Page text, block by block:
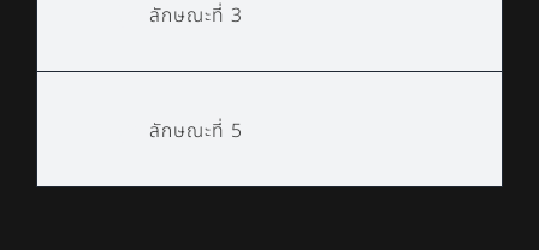
ลักษณะที่ 3
ลักษณะที่ 5